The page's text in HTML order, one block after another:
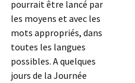
pourrait être lancé par
les moyens et avec les
mots appropriés, dans
toutes les langues
possibles. A quelques
jours de la Journée